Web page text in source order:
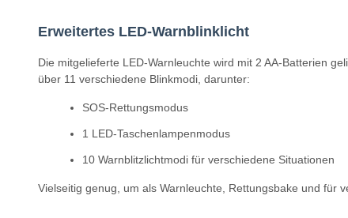
Erweitertes LED-Warnblinklicht
Die mitgelieferte LED-Warnleuchte wird mit 2 AA-Batterien
über 11 verschiedene Blinkmodi, darunter:
SOS-Rettungsmodus
1 LED-Taschenlampenmodus
10 Warnblitzlichtmodi für verschiedene Situationen
Vielseitig genug, um als Warnleuchte, Rettungsbake und für